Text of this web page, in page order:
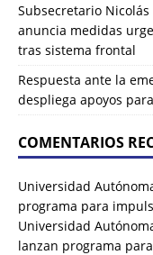
Subsecretario
anuncia medidas
tras sistema frontal
Respuesta ante la
despliega apoyos
COMENTARIOS
Universidad
programa para
Universidad
lanzan programa